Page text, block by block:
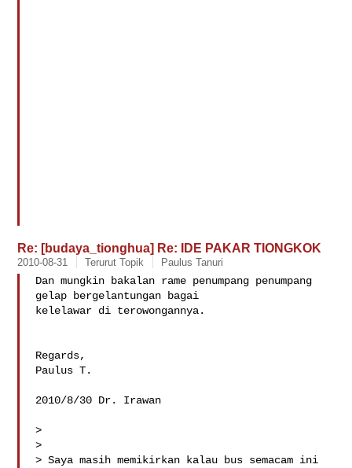
Re: [budaya_tionghua] Re: IDE PAKAR TIONGKOK
2010-08-31 Terurut Topik Paulus Tanuri
Dan mungkin bakalan rame penumpang penumpang
gelap bergelantungan bagai
kelelawar di terowongannya.
Regards,
Paulus T.
2010/8/30 Dr. Irawan
>
>
> Saya masih memikirkan kalau bus semacam ini